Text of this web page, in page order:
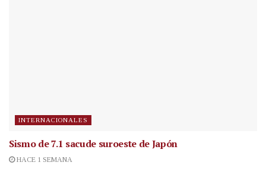
INTERNACIONALES
Sismo de 7.1 sacude suroeste de Japón
HACE 1 SEMANA